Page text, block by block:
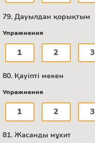
79. Дауылдан қорықтым
Упражнения
1 2 3
80. Қауіпті мекен
Упражнения
1 2 3
81. Жасанды мұхит